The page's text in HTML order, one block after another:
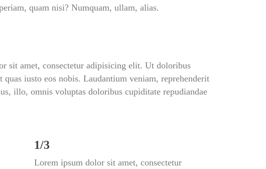
quam nisi? Numquam, ullam, alias.
sit amet, consectetur adipisicing elit. Ut doloribus
quas iusto eos nobis. Laudantium veniam, reprehenderit
illo, omnis voluptas doloribus cupiditate repudiandae
1/3
Lorem ipsum dolor sit amet, consectetur